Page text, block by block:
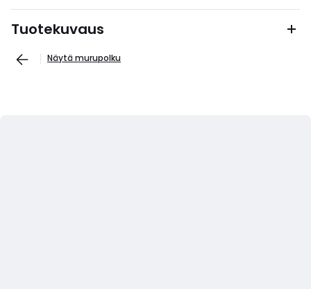
Tuotekuvaus
Näytä murupolku